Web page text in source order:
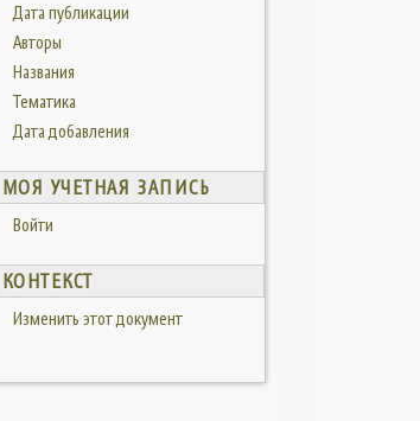
Дата публикации
Авторы
Названия
Тематика
Дата добавления
МОЯ УЧЕТНАЯ ЗАПИСЬ
Войти
КОНТЕКСТ
Изменить этот документ